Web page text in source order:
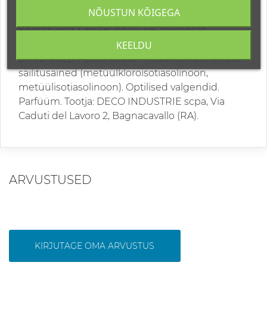
ja infobüroo tel. (8-5) 2362052, 8-687 53378.
Koostis (reg. CE648/2004): 5% anioonset
pindaktiivne aine. Mitteioonsed pindaktiivsed
ained. Seep. Fosfonaadid. Muud komponendid:
säilitusained (metüülkloroisotiasolinoon,
metüülisotiasolinoon). Optilised valgendid.
Parfüüm. Tootja: DECO INDUSTRIE scpa, Via
Caduti del Lavoro 2, Bagnacavallo (RA).
ARVUSTUSED
KIRJUTAGE OMA ARVUSTUS
KEELDU
NÕUSTUN KÕIGEGA